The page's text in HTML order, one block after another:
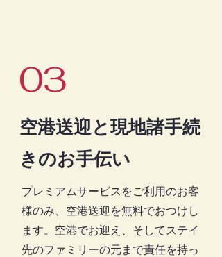
03
空港送迎と現地諸手続
きのお手伝い
プレミアムサービスをご利用のお客
様のみ、空港送迎を無料でおつけし
ます。空港でお迎え、そしてステイ
先のファミリーの元まで責任を持っ